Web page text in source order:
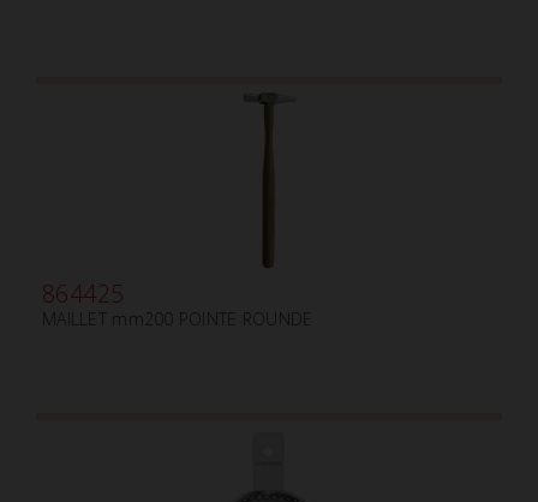
864425
MAILLET mm200 POINTE ROUNDE